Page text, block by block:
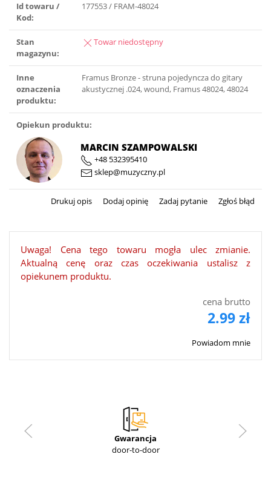
Id towaru /
Kod:
177553 / FRAM-48024
Stan
magazynu:
Towar niedostępny
Inne
oznaczenia
produktu:
Framus Bronze - struna pojedyncza do gitary
akustycznej .024, wound, Framus 48024, 48024
Opiekun produktu:
MARCIN SZAMPOWALSKI
+48 532395410
sklep@muzyczny.pl
Drukuj opis Dodaj opinię Zadaj pytanie Zgłoś błąd
Uwaga! Cena tego towaru mogła ulec zmianie.
Aktualną cenę oraz czas oczekiwania ustalisz z
opiekunem produktu.
cena brutto
2.99 zł
Powiadom mnie
Gwarancja
door-to-door